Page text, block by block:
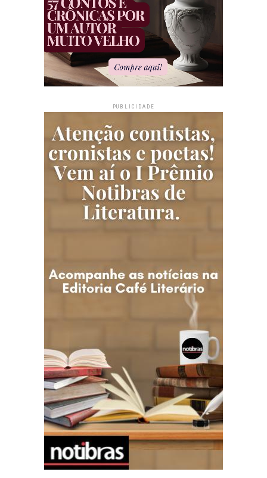
PUBLICIDADE